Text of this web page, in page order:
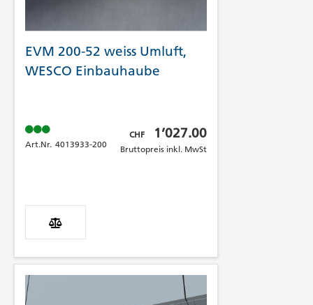
EVM 200-52 weiss Umluft,
WESCO Einbauhaube
Bruttopreis inkl. MwSt
CHF 1’027.00
Bruttopreis inkl. MwSt
Art.Nr. 4013933-200